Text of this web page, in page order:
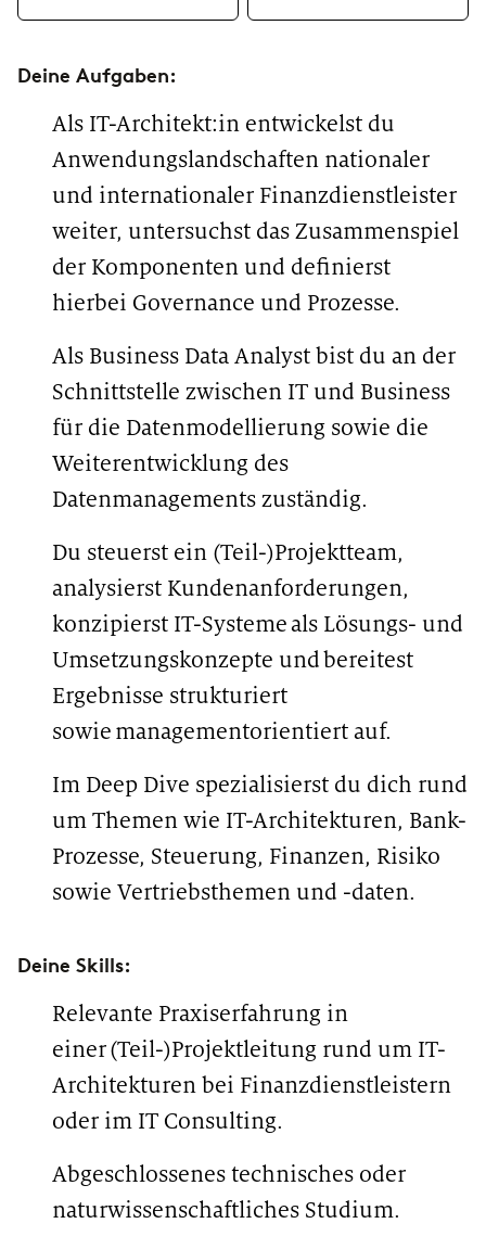
Erfahrung ein.
erweitere deine Fähigkeiten.
Software Development
Softwareentwicklung wahr.
Deine Aufgaben:
Als IT-Architekt:in entwickelst du
Anwendungslandschaften nationaler
und internationaler Finanzdienstleister
weiter, untersuchst das Zusammenspiel
der Komponenten und definierst
hierbei Governance und Prozesse.
Als Business Data Analyst bist du an der
Schnittstelle zwischen IT und Business
für die Datenmodellierung sowie die
Weiterentwicklung des
Datenmanagements zuständig.
Du steuerst ein (Teil-)Projektteam,
analysierst Kundenanforderungen,
konzipierst IT-Systeme als Lösungs- und
Umsetzungskonzepte und bereitest
Ergebnisse strukturiert
sowie managementorientiert auf.
Im Deep Dive spezialisierst du dich rund
um Themen wie IT-Architekturen, Bank-
Prozesse, Steuerung, Finanzen, Risiko
sowie Vertriebsthemen und -daten.
Deine Skills:
Relevante Praxiserfahrung in
einer (Teil-)Projektleitung rund um IT-
Architekturen bei Finanzdienstleistern
oder im IT Consulting.
Abgeschlossenes technisches oder
naturwissenschaftliches Studium.